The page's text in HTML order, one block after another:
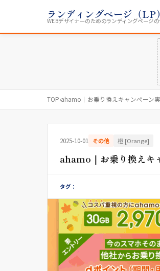
ランディングページ（LP
WEBデザイナーのためのランディングページ
TOP›ahamo｜お乗り換えキャンペーン
2025-10-01 その他 橙 [Orange]
ahamo｜お乗り換えキ
タグ：